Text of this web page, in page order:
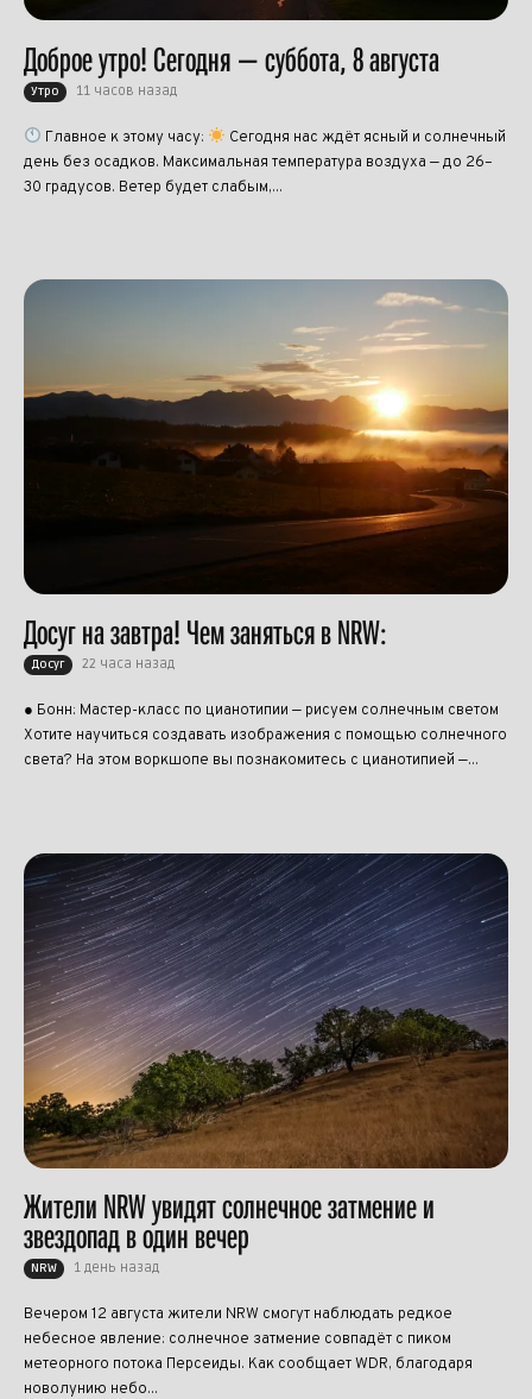
Доброе утро! Сегодня — суббота, 8 августа
Утро 11 часов назад
Главное к этому часу:
Сегодня нас ждёт ясный и солнечный
день без осадков. Максимальная температура воздуха — до 26–
30 градусов. Ветер будет слабым,...
Досуг на завтра! Чем заняться в NRW:
Досуг 22 часа назад
● Бонн: Мастер-класс по цианотипии — рисуем солнечным светом
Хотите научиться создавать изображения с помощью солнечного
света? На этом воркшопе вы познакомитесь с цианотипией —...
Жители NRW увидят солнечное затмение и
звездопад в один вечер
NRW 1 день назад
Вечером 12 августа жители NRW смогут наблюдать редкое
небесное явление: солнечное затмение совпадёт с пиком
метеорного потока Персеиды. Как сообщает WDR, благодаря
новолунию небо...